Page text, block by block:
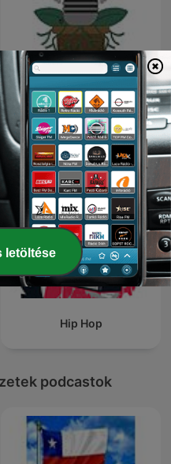
Alla Radice
Hip Hop
podcastok
letöltése